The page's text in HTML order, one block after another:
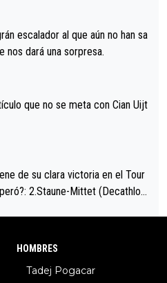
con Evenepoel dándose la
más allá de los típicos toqu
a Vingegard. Ahí hubo una in
Del Toro con calzador en posi
van complicar el tour.
escalador al que aún no han sa
me dice , que nos dará una sorpresa.
que no se meta con Cian Uijt
de su clara victoria en el Tour
2.Staune-Mittet (Decathlon,
Belle (Visma), 10. Vacek (Li
HOMBRES
Tadej Pogacar